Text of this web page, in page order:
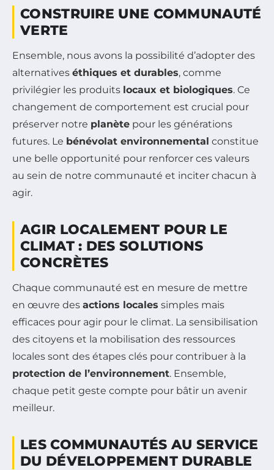
CONSTRUIRE UNE COMMUNAUTÉ
VERTE
Ensemble, nous avons la possibilité d’adopter des
alternatives éthiques et durables, comme
privilégier les produits locaux et biologiques. Ce
changement de comportement est crucial pour
préserver notre planète pour les générations
futures. Le bénévolat environnemental constitue
une belle opportunité pour renforcer ces valeurs
au sein de notre communauté et inciter chacun à
agir.
AGIR LOCALEMENT POUR LE
CLIMAT : DES SOLUTIONS
CONCRÈTES
Chaque communauté est en mesure de mettre
en œuvre des actions locales simples mais
efficaces pour agir pour le climat. La sensibilisation
des citoyens et la mobilisation des ressources
locales sont des étapes clés pour contribuer à la
protection de l’environnement. Ensemble,
chaque petit geste compte pour bâtir un avenir
meilleur.
LES COMMUNAUTÉS AU SERVICE
DU DÉVELOPPEMENT DURABLE